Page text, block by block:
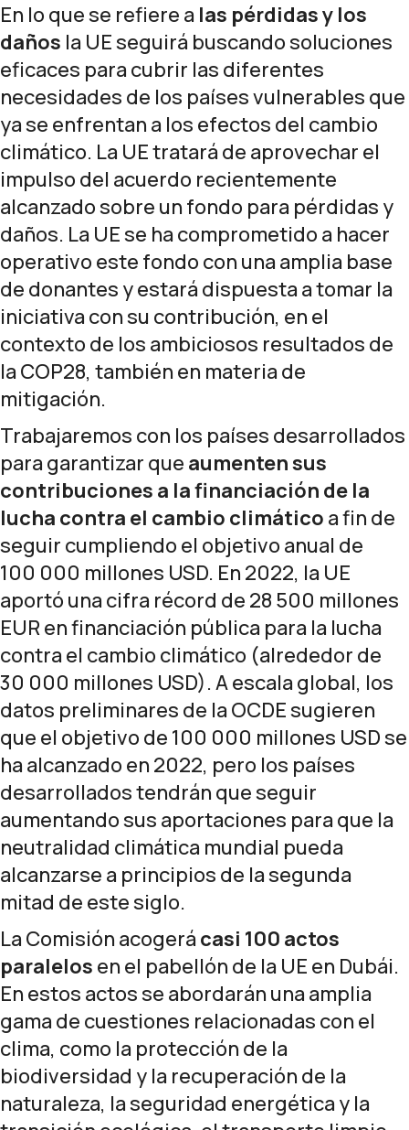
En lo que se refiere a las pérdidas y los
daños la UE seguirá buscando soluciones
eficaces para cubrir las diferentes
necesidades de los países vulnerables que
ya se enfrentan a los efectos del cambio
climático. La UE tratará de aprovechar el
impulso del acuerdo recientemente
alcanzado sobre un fondo para pérdidas y
daños. La UE se ha comprometido a hacer
operativo este fondo con una amplia base
de donantes y estará dispuesta a tomar la
iniciativa con su contribución, en el
contexto de los ambiciosos resultados de
la COP28, también en materia de
mitigación.
Trabajaremos con los países desarrollados
para garantizar que aumenten sus
contribuciones a la financiación de la
lucha contra el cambio climático a fin de
seguir cumpliendo el objetivo anual de
100 000 millones USD. En 2022, la UE
aportó una cifra récord de 28 500 millones
EUR en financiación pública para la lucha
contra el cambio climático (alrededor de
30 000 millones USD). A escala global, los
datos preliminares de la OCDE sugieren
que el objetivo de 100 000 millones USD se
ha alcanzado en 2022, pero los países
desarrollados tendrán que seguir
aumentando sus aportaciones para que la
neutralidad climática mundial pueda
alcanzarse a principios de la segunda
mitad de este siglo.
La Comisión acogerá casi 100 actos
paralelos en el pabellón de la UE en Dubái.
En estos actos se abordarán una amplia
gama de cuestiones relacionadas con el
clima, como la protección de la
biodiversidad y la recuperación de la
naturaleza, la seguridad energética y la